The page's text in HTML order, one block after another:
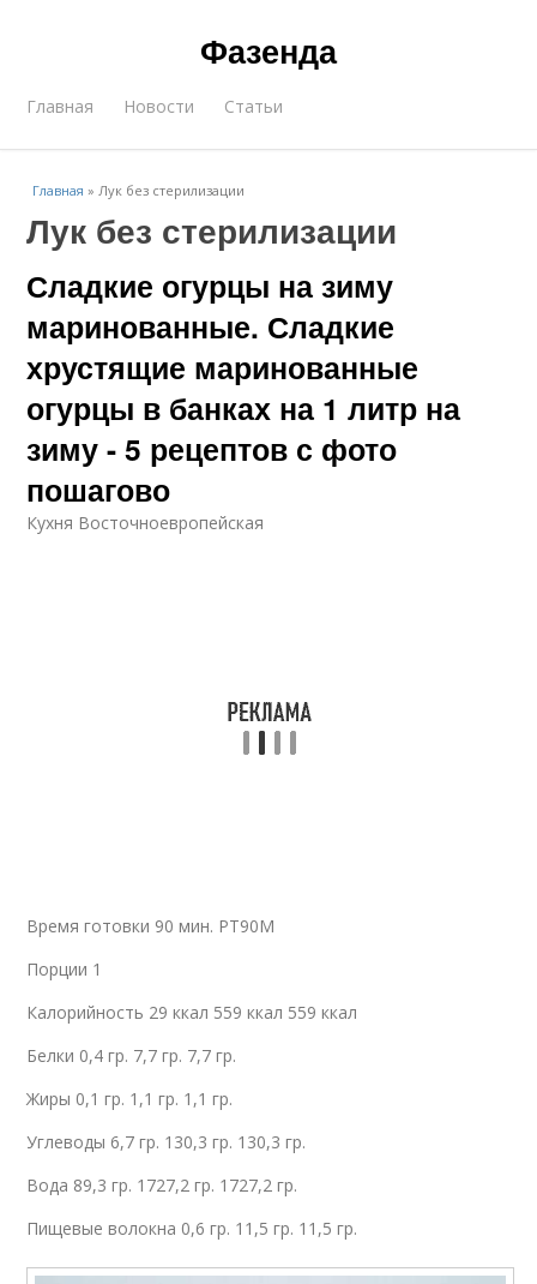
Фазенда
Главная Новости Статьи
Главная »Лук без стерилизации
Лук без стерилизации
Сладкие огурцы на зиму
маринованные. Сладкие
хрустящие маринованные
огурцы в банках на 1 литр на
зиму - 5 рецептов с фото
пошагово
Кухня Восточноевропейская
Время готовки 90 мин. PT90M
Порции 1
Калорийность 29 ккал 559 ккал 559 ккал
Белки 0,4 гр. 7,7 гр. 7,7 гр.
Жиры 0,1 гр. 1,1 гр. 1,1 гр.
Углеводы 6,7 гр. 130,3 гр. 130,3 гр.
Вода 89,3 гр. 1727,2 гр. 1727,2 гр.
Пищевые волокна 0,6 гр. 11,5 гр. 11,5 гр.